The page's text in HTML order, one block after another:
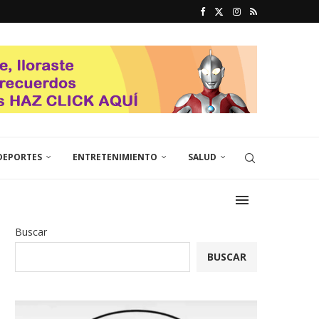
ENTRETENIMIENTO SALUD
Buscar
BUSCAR